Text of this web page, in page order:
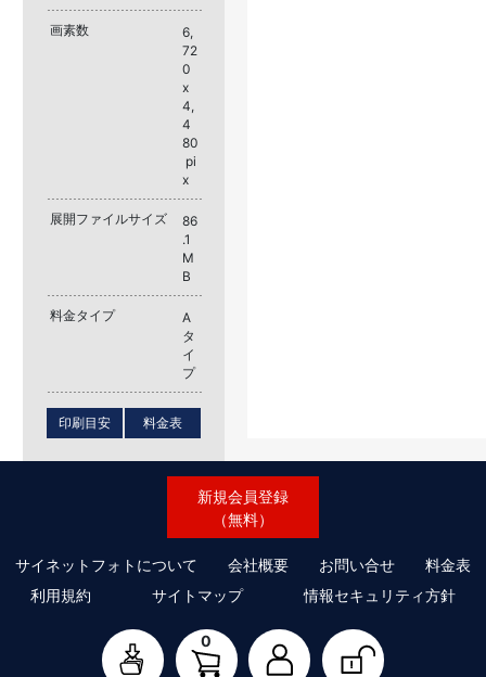
画素数
6,
72
0
x
4,
4
80
pi
x
展開ファイルサイズ
86
.1
M
B
料金タイプ
A
タ
イ
プ
印刷目安 料金表
新規会員登録
（無料）
サイネットフォトについて 会社概要 お問い合せ
料金表
利用規約
サイトマップ 情報セキュリティ方針
0